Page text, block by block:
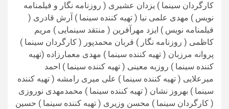
کارگردان سینما ) یزدان عشیری ( روزنامه نگار و فیلمنامه
نویس ) مهدی علمی نیا ( تهیه کننده سینما ) آرش قادری (
فیلمنامه نویس ) ایزد مهرآفرین ( منتقد سینمایی ) مریم
کاظمی ( روزنامه نگار ) قربان محمدپور ( کارگردان سینما )
پروانه مرزبان ( تهیه کننده سینما ) مهدی معمارزاده (تهیه
کننده سینما ) روزبه معینی ( تهیه کننده سینما ) احمد
میرعلایی ( تهیه کننده سینما ) علی میری رامشه ( تهیه کننده
سینما ) بهروز نشان ( تهیه کننده سینما ) محمدمهدی نوروزی
( کارگردان سینما ) محسن وزیری ( تهیه کننده سینما ) حسین